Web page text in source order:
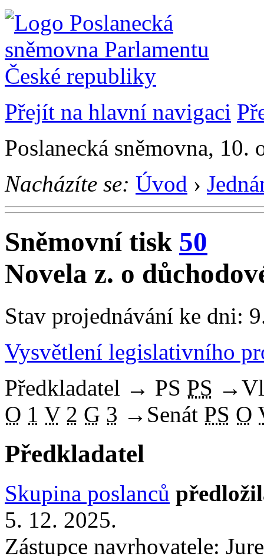
Přejít na hlavní navigaci
Poslanecká sněmovna, 10.
Nacházíte se: Úvod ›
Sněmovní tisk 50
Novela z. o
Stav projednávání ke dni:
Vysvětlení legislativního
Předkladatel → PS PS →
O 1 V 2 G 3 → Senát PS O
Předkladatel
Skupina poslanců
5. 12. 2025.
Zástupce navrhovatele: